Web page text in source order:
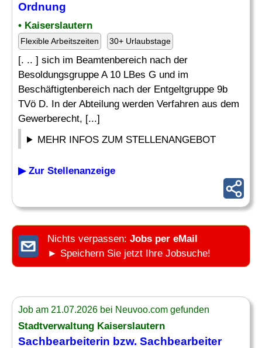
Ordnung
• Kaiserslautern
Flexible Arbeitszeiten 30+ Urlaubstage
[. .. ] sich im Beamtenbereich nach der
Besoldungsgruppe A 10 LBes G und im
Beschäftigtenbereich nach der Entgeltgruppe 9b
TVö D. In der Abteilung werden Verfahren aus dem
Gewerberecht, [...]
MEHR INFOS ZUM STELLENANGEBOT
▶ Zur Stellenanzeige
Nichts verpassen: Jobs per eMail
► Speichern Sie jetzt Ihre Jobsuche!
Job am 21.07.2026 bei Neuvoo.com gefunden
Stadtverwaltung Kaiserslautern
Sachbearbeiterin bzw. Sachbearbeiter